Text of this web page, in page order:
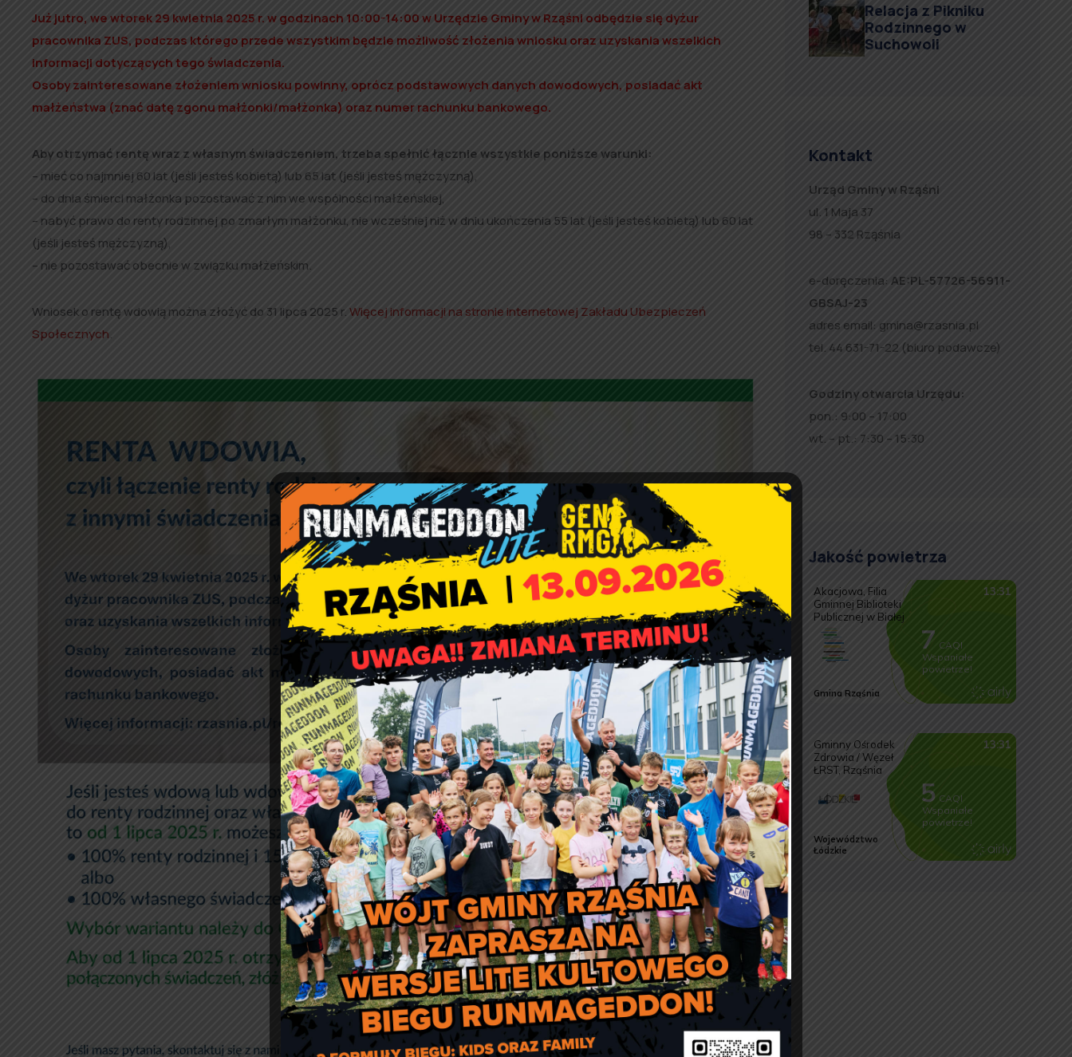
Już jutro, we wtorek 29 kwietnia 2025 r. w godzinach 10:00-14:00 w Urzędzie Gminy w Rząśni odbędzie się dyżur
pracownika ZUS, podczas którego przede wszystkim będzie możliwość złożenia wniosku oraz uzyskania wszelkich
informacji dotyczących tego świadczenia.
Osoby zainteresowane złożeniem wniosku powinny, oprócz podstawowych danych dowodowych, posiadać akt
małżeństwa (znać datę zgonu małżonki/małżonka) oraz numer rachunku bankowego.
Aby otrzymać rentę wraz z własnym świadczeniem, trzeba spełnić łącznie wszystkie poniższe warunki:
– mieć co najmniej 60 lat (jeśli jesteś kobietą) lub 65 lat (jeśli jesteś mężczyzną),
– do dnia śmierci małżonka pozostawać z nim we wspólności małżeńskiej,
– nabyć prawo do renty rodzinnej po zmarłym małżonku, nie wcześniej niż w dniu ukończenia 55 lat (jeśli jesteś kobietą) lub 60 lat
(jeśli jesteś mężczyzną),
– nie pozostawać obecnie w związku małżeńskim.
Wniosek o rentę wdowią można złożyć do 31 lipca 2025 r.Więcej informacji na stronie internetowej Zakładu Ubezpieczeń
Społecznych.
Relacja z Pikniku
Rodzinnego w
Suchowoli
Kontakt
Urząd Gminy w Rząśni
ul. 1 Maja 37
98 – 332 Rząśnia
e-doręczenia: AE:PL-57726-56911-
GBSAJ-23
adres email: gmina@rzasnia.pl
tel. 44 631-71-22 (biuro podawcze)
Godziny otwarcia Urzędu:
pon.: 9:00 – 17:00
wt. – pt.: 7:30 – 15:30
Jakość powietrza